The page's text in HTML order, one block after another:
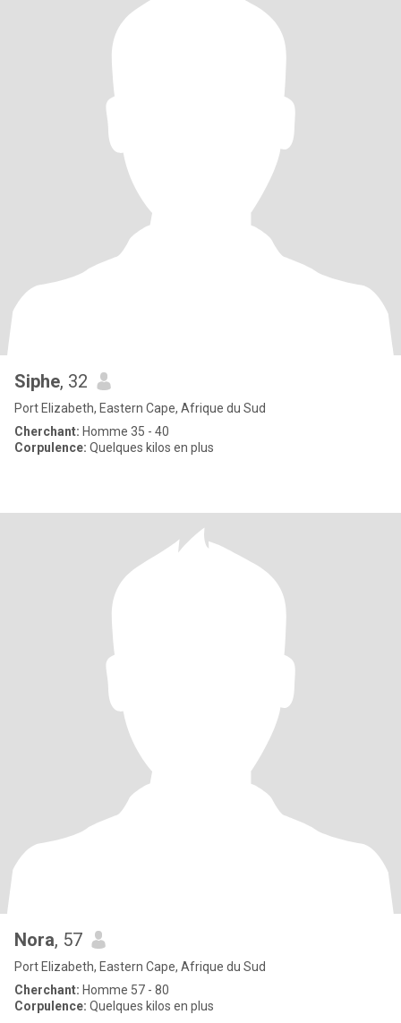
Siphe, 32
Port Elizabeth, Eastern Cape, Afrique du Sud
Cherchant: Homme 35 - 40
Corpulence: Quelques kilos en plus
Nora, 57
Port Elizabeth, Eastern Cape, Afrique du Sud
Cherchant: Homme 57 - 80
Corpulence: Quelques kilos en plus